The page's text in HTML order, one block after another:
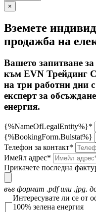
×
Вземете
продажба на
Вашето запитване
към EVN Трейдинг
на три работни дни
експерт за
енергия.
{%NameOfLegalEntity%}*
{%BookingForm.Bulstat%}
Телефон за контакт*
Имейл адрес*
Прикачете последна
във формат .pdf или .jpg.
Интересувате ли се от
100% зелена енергия